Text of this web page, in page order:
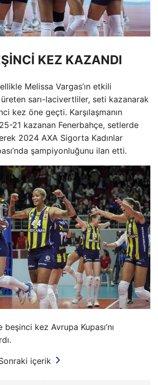
KEZ KAZANDI
Melissa Vargas’ın etkili
üreten sarı-lacivertliler, seti kazanarak
kez öne geçti. Karşılaşmanın
21 kazanan Fenerbahçe, setlerde
2024 AXA Sigorta Kadınlar
şampiyonluğunu ilan etti.
kez Avrupa Kupası’nı
içerik